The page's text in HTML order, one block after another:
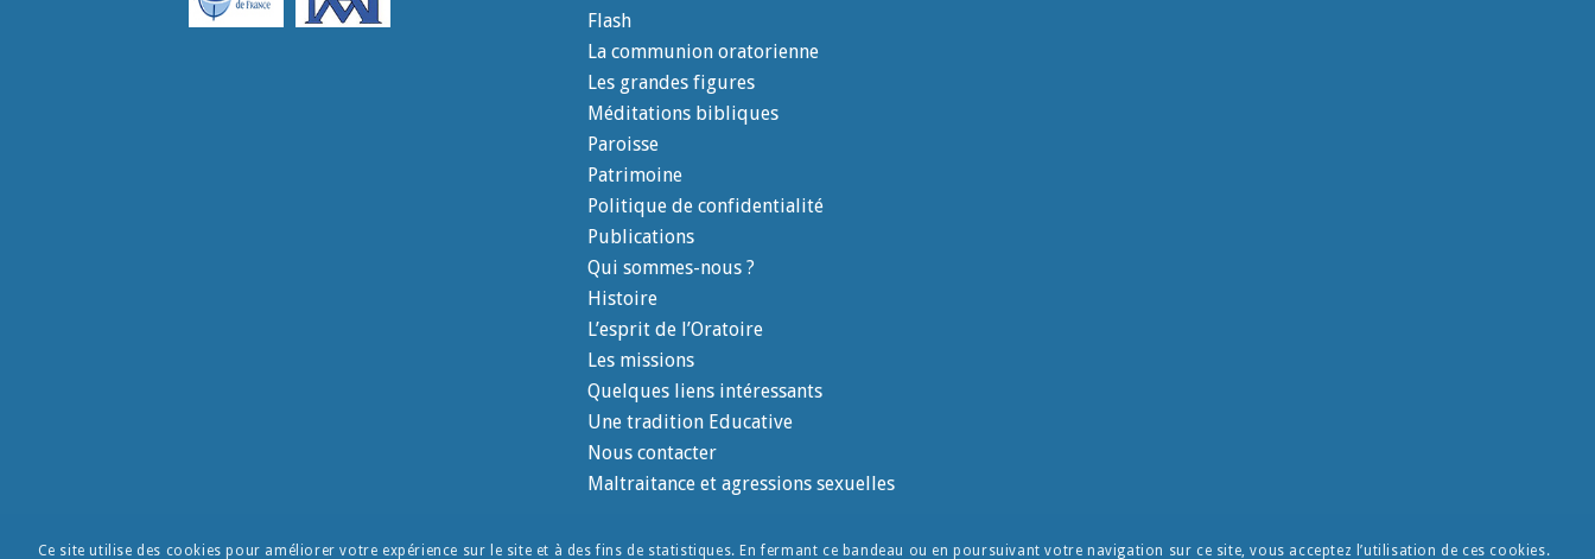
Flash
La communion oratorienne
Les grandes figures
Méditations bibliques
Paroisse
Patrimoine
Politique de confidentialité
Publications
Qui sommes-nous ?
Histoire
L’esprit de l’Oratoire
Les missions
Quelques liens intéressants
Une tradition Educative
Nous contacter
Maltraitance et agressions sexuelles
Ce site utilise des cookies pour améliorer votre expérience sur le site et à des fins de statistiques. En fermant ce bandeau ou en poursuivant votre navigation sur ce site, vous acceptez l’utilisation de ces cookies.